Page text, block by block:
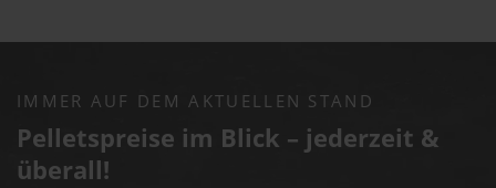
IMMER AUF DEM AKTUELLEN STAND
Pelletspreise im Blick – jederzeit &
überall!